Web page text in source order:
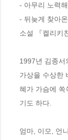
- 아무리 노력
- 뒤늦게 찾아
소설 『켈리키
1997년 김종서
가상을 수상한
혜가 가슴에 쏙
기도 하다.
엄마, 이모, 언